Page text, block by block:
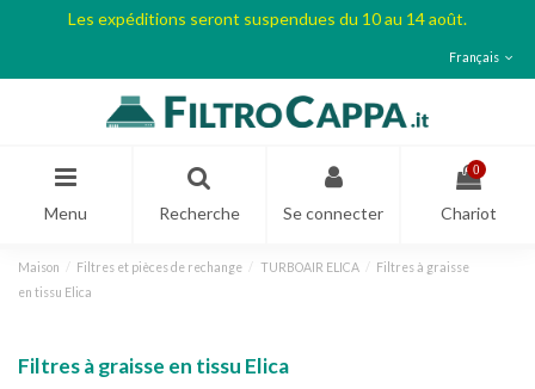
Les expéditions seront suspendues du 10 au 14 août.
Français
Menu Recherche Se connecter
0
Chariot
Maison Filtres et pièces de rechange TURBOAIR ELICA
Filtres à graisse
en tissu Elica
Filtres à graisse en tissu Elica